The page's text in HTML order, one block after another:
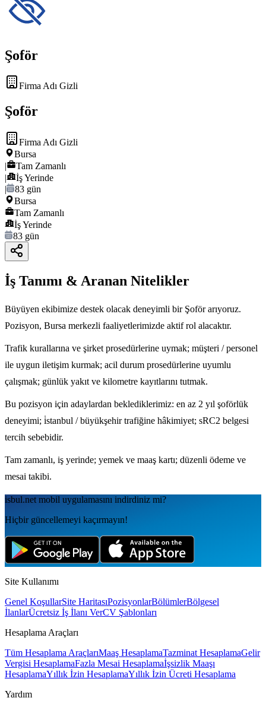
Şoför
Firma Adı Gizli
Şoför
Firma Adı Gizli
Bursa
|
Tam Zamanlı
|
İş Yerinde
|
83 gün
Bursa
Tam Zamanlı
İş Yerinde
83 gün
İş Tanımı & Aranan Nitelikler
Büyüyen ekibimize destek olacak deneyimli bir Şoför arıyoruz.
Pozisyon, Bursa merkezli faaliyetlerimizde aktif rol alacaktır.
Trafik kurallarına ve şirket prosedürlerine uymak; müşteri / personel
ile uygun iletişim kurmak; acil durum prosedürlerine uyumlu
çalışmak; günlük yakıt ve kilometre kayıtlarını tutmak.
Bu pozisyon için adaylardan beklediklerimiz: en az 2 yıl şoförlük
deneyimi; i̇stanbul / büyükşehir trafiğine hâkimiyet; sRC2 belgesi
tercih sebebidir.
Tam zamanlı, iş yerinde; yemek ve maaş kartı; düzenli ödeme ve
mesai takibi.
isbul.net mobil uygulamаsını indirdiniz mi?
Hiçbir güncellemeyi kaçırmayın!
Site Kullanımı
Genel KoşullarSite HaritasıPozisyonlarBölümlerBölgesel
İlanlarÜcretsiz İş İlanı VerCV Şablonları
Hesaplama Araçları
Tüm Hesaplama AraçlarıMaaş HesaplamaTazminat HesaplamaGelir
Vergisi HesaplamaFazla Mesai Hesaplamaİşsizlik Maaşı
HesaplamaYıllık İzin HesaplamaYıllık İzin Ücreti Hesaplama
Yardım